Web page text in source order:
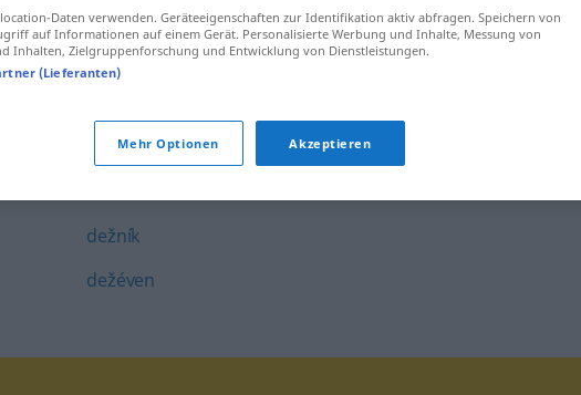
devêti
devíca
devíški
dežník
dežéven
Daten verwenden. Geräteeigenschaften zur Identifikation aktiv abfragen. Speichern von
auf Informationen auf einem Gerät. Personalisierte Werbung und Inhalte, Messung von
Inhalten, Zielgruppenforschung und Entwicklung von Dienstleistungen.
(Lieferanten)
Mehr Optionen Akzeptieren